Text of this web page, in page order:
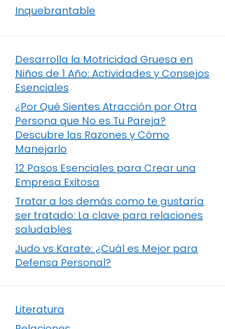
Inquebrantable
Desarrolla la Motricidad Gruesa en
Niños de 1 Año: Actividades y Consejos
Esenciales
¿Por Qué Sientes Atracción por Otra
Persona que No es Tu Pareja?
Descubre las Razones y Cómo
Manejarlo
12 Pasos Esenciales para Crear una
Empresa Exitosa
Tratar a los demás como te gustaría
ser tratado: La clave para relaciones
saludables
Judo vs Karate: ¿Cuál es Mejor para
Defensa Personal?
Literatura